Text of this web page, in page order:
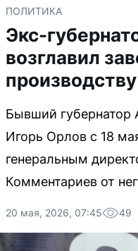
ПОЛИТИКА
Экс-
возглавил
Бывший губернатор
Игорь Орлов с 18
генеральным
Комментариев от
20 мая, 2026, 07:45 49